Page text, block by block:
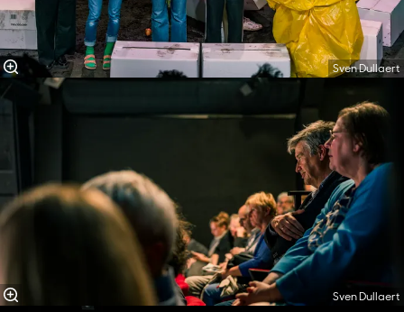
Sven Dullaert
Sven Dullaert